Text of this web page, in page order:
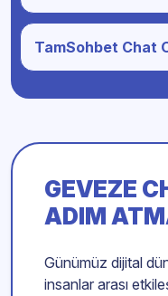
TamSohbet Chat
GEVEZE
ADIM
Günümüz dijital
insanlar arası